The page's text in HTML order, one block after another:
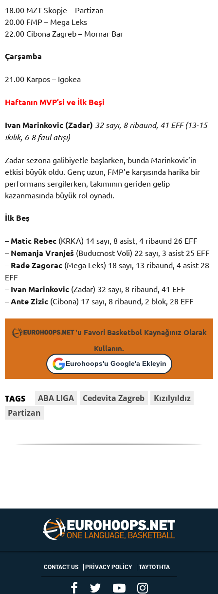
18.00 MZT Skopje – Partizan
20.00 FMP – Mega Leks
22.00 Cibona Zagreb – Mornar Bar
Çarşamba
21.00 Karpos – Igokea
Haftanın MVP’si ve İlk Beşi
Ivan Marinkovic (Zadar) 32 sayı, 8 ribaund, 41 EFF (13-15
ikilik, 6-8 faul atışı)
Zadar sezona galibiyetle başlarken, bunda Marinkovic’in
etkisi büyük oldu. Genç uzun, FMP’e karşısında harika bir
performans sergilerken, takımının geriden gelip
kazanmasında büyük rol oynadı.
İlk Beş
– Matic Rebec (KRKA) 14 sayı, 8 asist, 4 ribaund 26 EFF
– Nemanja Vranješ (Buducnost Voli) 22 sayı, 3 asist 25 EFF
– Rade Zagorac (Mega Leks) 18 sayı, 13 ribaund, 4 asist 28
EFF
– Ivan Marinkovic (Zadar) 32 sayı, 8 ribaund, 41 EFF
– Ante Zizic (Cibona) 17 sayı, 8 ribaund, 2 blok, 28 EFF
'u Favori Basketbol Kaynağınız Olarak
Kullanın.
Eurohoops'u Google'a Ekleyin
TAGS ABA LIGA Cedevita Zagreb
Kızılyıldız
Partizan
CONTACT US PRIVACY POLICY ΤΑΥΤΟΤΗΤΑ